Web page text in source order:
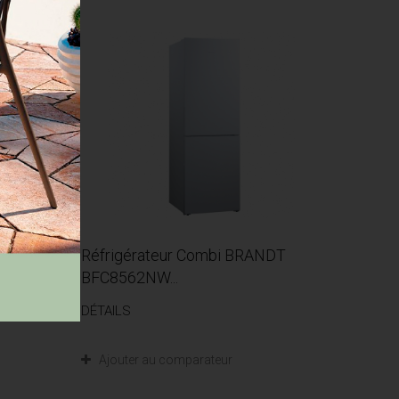
Réfrigérateur Combi BRANDT
BFC8562NW...
DÉTAILS
Ajouter au comparateur